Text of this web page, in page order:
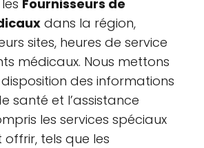
Fournisseurs de
dans la région,
sites, heures de service
médicaux. Nous mettons
des informations
santé et l’assistance
les services spéciaux
offrir, tels que les